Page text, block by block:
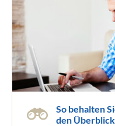
So behalten
den Überblick